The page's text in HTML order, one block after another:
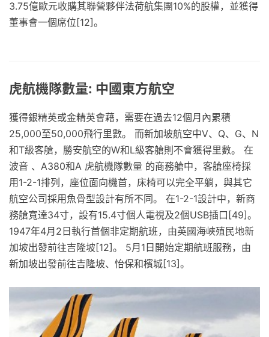
3.75億歐元收購其聯營夥伴法荷航集團10%的股權，並獲得
董事會一個席位[12]。
虎航機隊數量: 中國東方航空
獲得銀精英或金精英會藉，需要在過去12個月內累積
25,000至50,000飛行里數。 而新加坡航空中V、Q、G、N
和T級客艙，勝安航空的W和L級客艙則不會獲得里數。 在
波音 、A380和A 虎航機隊數量 的商務艙中，客艙座椅採
用1-2-1排列，座位面向機首，床椅可以完全平躺，與其它
航空公司採用魚骨型設計有所不同。 在1-2-1設計中，新商
務艙寬達34寸，設有15.4寸個人電視及2個USB插口[49]。
1947年4月2日執行首個非定期航班，由英國海峽殖民地新
加坡出發前往吉隆坡[12]。 5月1日開始定期航班服務，由
新加坡出發前往吉隆坡、怡保和檳城[13]。